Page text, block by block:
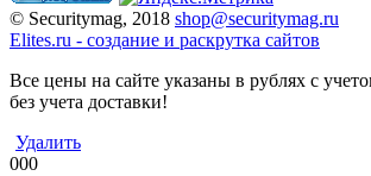
© Securitymag, 2018 shop@securitymag.ru
Elites.ru - cоздание и раскрутка сайтов
Все цены на сайте указаны в рублях с
без учета доставки!
Удалить
000